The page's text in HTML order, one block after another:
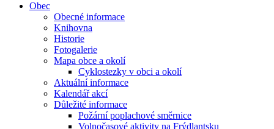
Obec
Obecné informace
Knihovna
Historie
Fotogalerie
Mapa obce a okolí
Cyklostezky v obci a okolí
Aktuální informace
Kalendář akcí
Důležité informace
Požární poplachové směrnice
Volnočasové aktivity na Frýdlantsku